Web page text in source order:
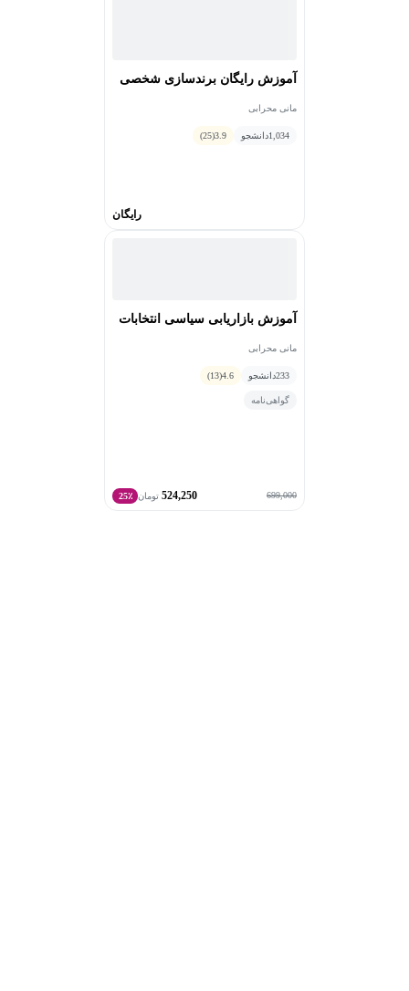
(نمایشگاه بین‌المللی دستاوردهای صادراتی ایران)، نمایشگاه
بین‌المللی کتاب تهران و ... اشاره نمود. وی نخستین مدرس
بازاریابی سیاسی انتخابات در ایران است.
آموزش رایگان برندسازی شخصی
مانی محرابی
1,034دانشجو 3.9
(25)
رایگان
آموزش بازاریابی سیاسی انتخابات
مانی محرابی
233دانشجو 4.6
(13)
گواهی‌نامه
699,000
524,250 تومان 25٪